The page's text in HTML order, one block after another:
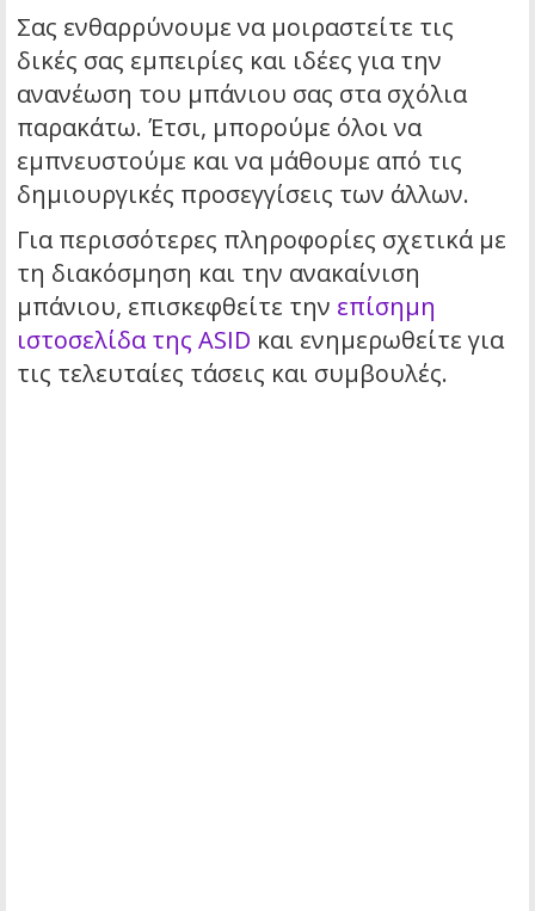
Σας ενθαρρύνουμε να μοιραστείτε τις
δικές σας εμπειρίες και ιδέες για την
ανανέωση του μπάνιου σας στα σχόλια
παρακάτω. Έτσι, μπορούμε όλοι να
εμπνευστούμε και να μάθουμε από τις
δημιουργικές προσεγγίσεις των άλλων.
Για περισσότερες πληροφορίες σχετικά με
τη διακόσμηση και την ανακαίνιση
μπάνιου, επισκεφθείτε την επίσημη
ιστοσελίδα της ASID και ενημερωθείτε για
τις τελευταίες τάσεις και συμβουλές.